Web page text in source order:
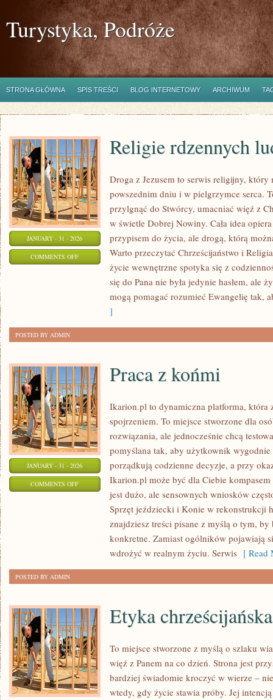
Turystyka, Podróże
STRONA GŁÓWNA SPIS TREŚCI BLOG INTERNETOWY ARCHIWUM
JANUARY - 31 - 2026
COMMENTS OFFON
RDZENNYCH
Religie rdzennych
Droga z Jezusem to serwis religijny,
powszednim dniu i w pielgrzymce serca.
przylgnąć do Stwórcy, umacniać więź z
w świetle Dobrej Nowiny. Cała idea
przypisem do życia, ale drogą, którą
Warto przeczytać Chrześcijaństwo i
życie wewnętrzne spotyka się z
się do Pana nie była jedynie hasłem, ale
mogą pomagać rozumieć Ewangelię tak,
]
POSTED BY ADMIN
JANUARY - 31 - 2026
COMMENTS OFFON
Praca z końmi
Ikarion.pl to dynamiczna platforma, która
spojrzeniem. To miejsce stworzone dla
rozwiązania, ale jednocześnie chcą
pomyślana tak, aby użytkownik wygodnie
porządkują codzienne decyzje, a przy
Ikarion.pl może być dla Ciebie
jest dużo, ale sensownych wniosków
Sprzęt jeździecki i Konie w rekonstrukcji
znajdziesz treści pisane z myślą o tym, by
konkretne. Zamiast ogólników pojawiają
wdrożyć w realnym życiu. Serwis [ Read
POSTED BY ADMIN
Etyka chrześcijańska
To miejsce stworzone z myślą o szlaku
więź z Panem na co dzień. Strona jest
bardziej świadomie kroczyć w wierze –
wtedy, gdy życie stawia próby. Jej